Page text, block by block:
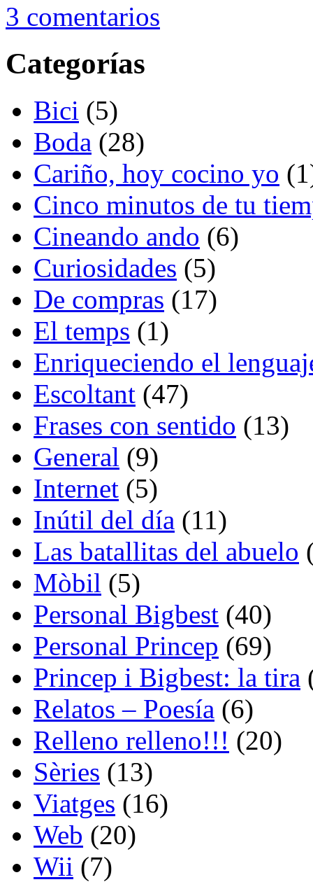
3 comentarios
Categorías
Bici (5)
Boda (28)
Cariño, hoy cocino yo
Cinco minutos de tu
Cineando ando (6)
Curiosidades (5)
De compras (17)
El temps (1)
Enriqueciendo el
Escoltant (47)
Frases con sentido (13)
General (9)
Internet (5)
Inútil del día (11)
Las batallitas del abuelo
Mòbil (5)
Personal Bigbest (40)
Personal Princep (69)
Princep i Bigbest: la tira
Relatos – Poesía (6)
Relleno relleno!!! (20)
Sèries (13)
Viatges (16)
Web (20)
Wii (7)